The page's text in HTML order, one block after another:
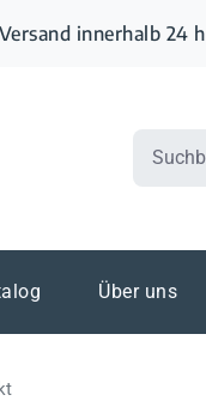
Versand innerhalb 24 h
Über uns